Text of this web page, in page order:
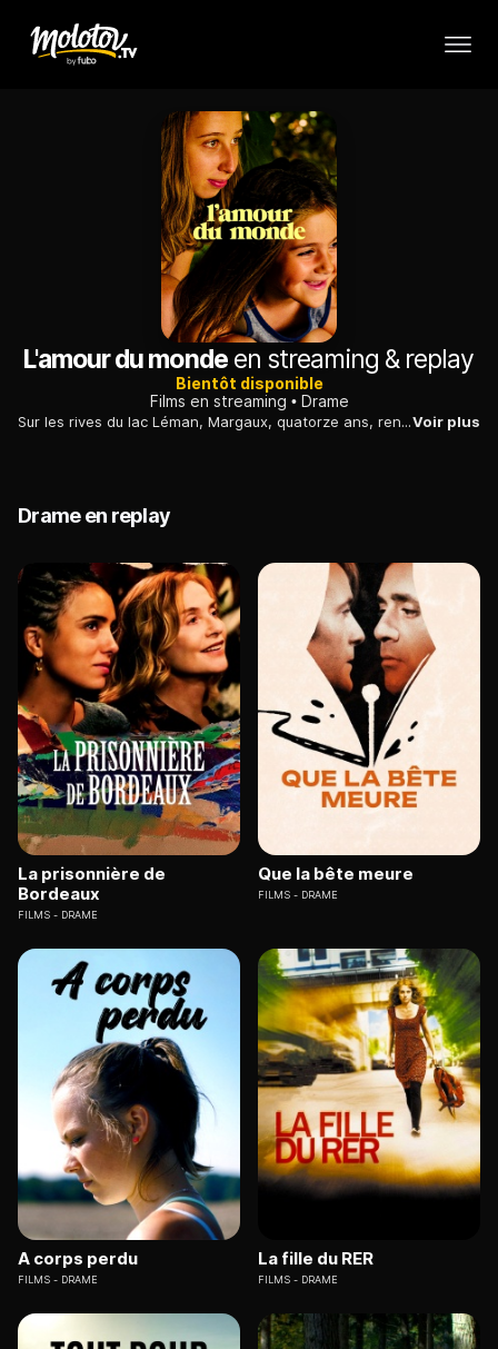
L'amour du mondeen streaming & replay
Bientôt disponible
Films en streaming
Drame
Sur les rives du lac Léman, Margaux, quatorze ans, rencontre Juliette, une enfant de sept ans placée en foyer, et Joël, un pêcheur récemment rentré d'Indonésie. Unis dans un refus silencieux d'affronter la vie, tous trois sont déchirés entre l'attirance, la déception et la nostalgie des pays lointains.Voir plus
Drame en replay
La prisonnière de
Bordeaux
FILMS DRAME
Que la bête meure
FILMS DRAME
A corps perdu
FILMS DRAME
La fille du RER
FILMS DRAME